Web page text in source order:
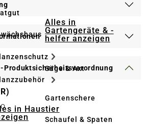
in Haustier
Alles in
Gartengeräte & -
helfer anzeigen
Säge & Axt
Gartenschere
Schaufel & Spaten
Produktsicherheitsverordnung